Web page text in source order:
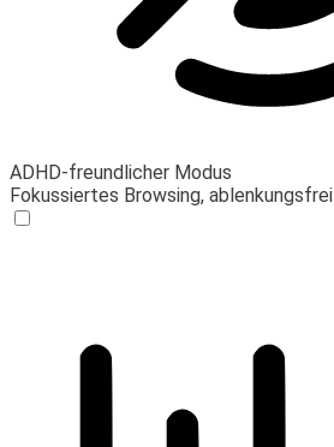
ADHD-freundlicher Modus
Fokussiertes Browsing, ablenkungsfrei